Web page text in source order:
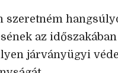
szeretném
az
járványügyi